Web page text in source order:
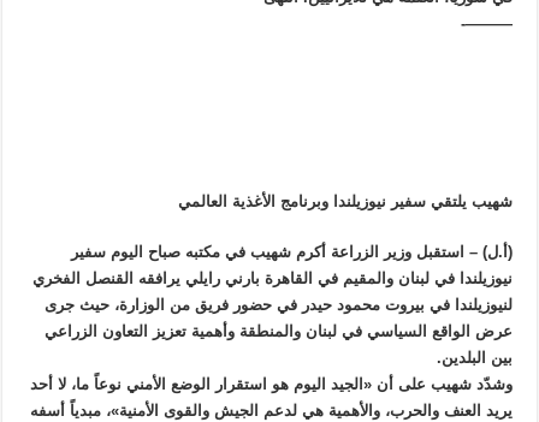
———-
شهيب يلتقي سفير نيوزيلندا وبرنامج الأغذية العالمي
(أ.ل) – استقبل وزير الزراعة أكرم شهيب في مكتبه صباح اليوم سفير
نيوزيلندا في لبنان والمقيم في القاهرة بارني رايلي يرافقه القنصل الفخري
لنيوزيلندا في بيروت محمود حيدر في حضور فريق من الوزارة، حيث جرى
عرض الواقع السياسي في لبنان والمنطقة وأهمية تعزيز التعاون الزراعي
بين البلدين.
وشدّد شهيب على أن «الجيد اليوم هو استقرار الوضع الأمني نوعاً ما، لا أحد
يريد العنف والحرب، والأهمية هي لدعم الجيش والقوى الأمنية»، مبدياً أسفه